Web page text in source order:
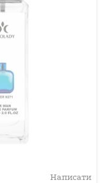
Написати